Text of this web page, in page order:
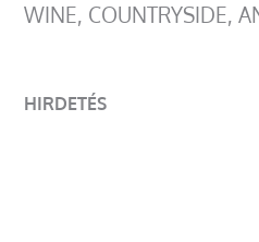
WINE, COUNTRYSIDE,
HIRDETÉS